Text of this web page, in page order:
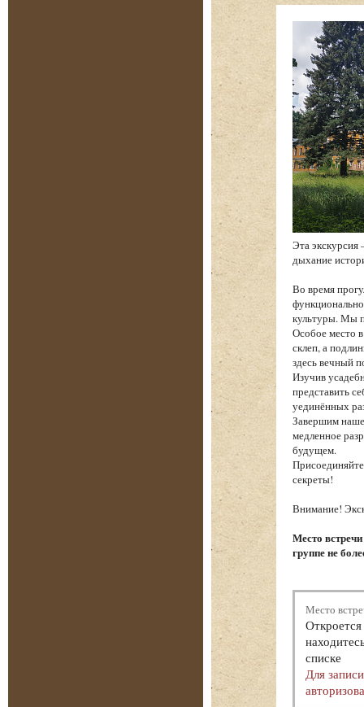
Эта экскурсия
дыхание
Во время
культуры. Мы
Особое место
склеп, а
здесь вечный
Изучив
представить
уединённых
Завершим
медленное
будущем.
секреты!
Внимание!
Место
группе не
Место
списке
Для